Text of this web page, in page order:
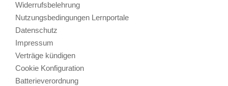
Widerrufsbelehrung
Nutzungsbedingungen Lernportale
Datenschutz
Impressum
Verträge kündigen
Cookie Konfiguration
Batterieverordnung